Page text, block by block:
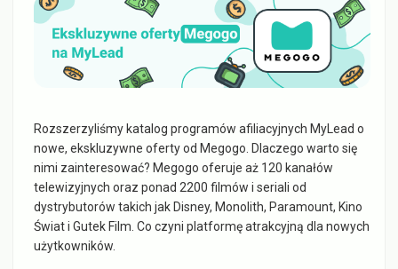
Rozszerzyliśmy katalog programów afiliacyjnych MyLead o
nowe, ekskluzywne oferty od Megogo. Dlaczego warto się
nimi zainteresować? Megogo oferuje aż 120 kanałów
telewizyjnych oraz ponad 2200 filmów i seriali od
dystrybutorów takich jak Disney, Monolith, Paramount, Kino
Świat i Gutek Film. Co czyni platformę atrakcyjną dla nowych
użytkowników.